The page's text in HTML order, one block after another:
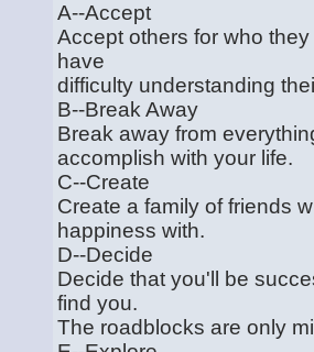
A--Accept
Accept others for who
have
difficulty understanding
B--Break Away
Break away from
accomplish with your life.
C--Create
Create a family of friends
happiness with.
D--Decide
Decide that you'll be
find you.
The roadblocks are only